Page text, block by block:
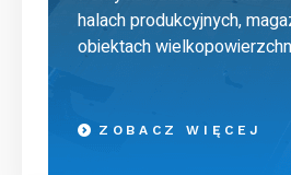
halach produkcyjnych,
obiektach
ZOBACZ WIĘCEJ